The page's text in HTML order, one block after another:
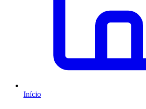
Início